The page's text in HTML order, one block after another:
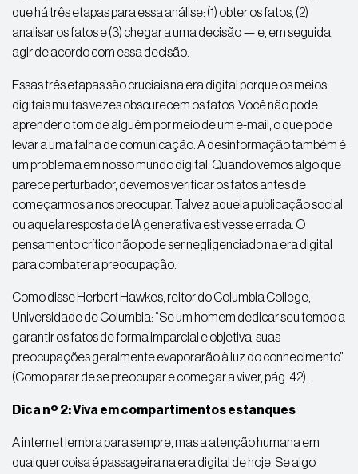
que há três etapas para essa análise: (1) obter os fatos, (2)
analisar os fatos e (3) chegar a uma decisão — e, em seguida,
agir de acordo com essa decisão.
Essas três etapas são cruciais na era digital porque os meios
digitais muitas vezes obscurecem os fatos. Você não pode
aprender o tom de alguém por meio de um e-mail, o que pode
levar a uma falha de comunicação. A desinformação também é
um problema em nosso mundo digital. Quando vemos algo que
parece perturbador, devemos verificar os fatos antes de
começarmos a nos preocupar. Talvez aquela publicação social
ou aquela resposta de IA generativa estivesse errada. O
pensamento crítico não pode ser negligenciado na era digital
para combater a preocupação.
Como disse Herbert Hawkes, reitor do Columbia College,
Universidade de Columbia: “Se um homem dedicar seu tempo a
garantir os fatos de forma imparcial e objetiva, suas
preocupações geralmente evaporarão à luz do conhecimento”
(Como parar de se preocupar e começar a viver, pág. 42).
Dica nº 2: Viva em compartimentos estanques
A internet lembra para sempre, mas a atenção humana em
qualquer coisa é passageira na era digital de hoje. Se algo